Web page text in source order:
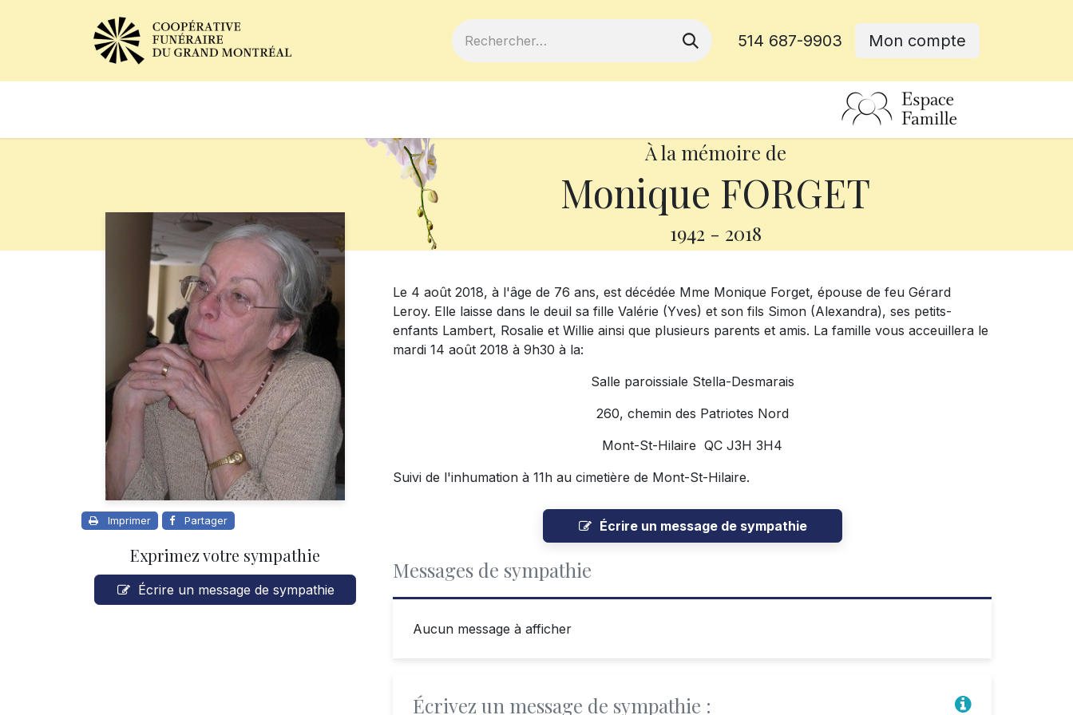
514 687-9903 Mon compte
À la mémoire de
Monique FORGET
1942 - 2018
Imprimer Partager
Exprimez votre sympathie
Écrire un message de sympathie
Le 4 août 2018, à l'âge de 76 ans, est décédée Mme Monique Forget, épouse de feu Gérard
Leroy. Elle laisse dans le deuil sa fille Valérie (Yves) et son fils Simon (Alexandra), ses petits-
enfants Lambert, Rosalie et Willie ainsi que plusieurs parents et amis. La famille vous acceuillera le
mardi 14 août 2018 à 9h30 à la:
Salle paroissiale Stella-Desmarais
260, chemin des Patriotes Nord
Mont-St-Hilaire QC J3H 3H4
Suivi de l'inhumation à 11h au cimetière de Mont-St-Hilaire.
Écrire un message de sympathie
Messages de sympathie
Aucun message à afficher
Écrivez un message de sympathie :